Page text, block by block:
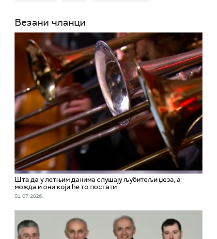
Везани чланци
Шта да у летњим данима слушају љубитељи џеза, а
можда и они који ће то постати
01. 07. 2026.